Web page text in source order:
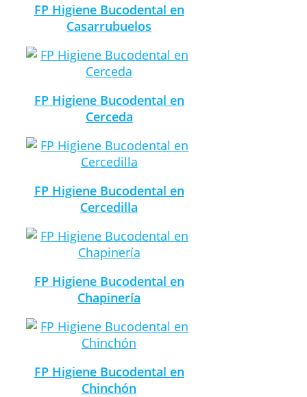
FP Higiene Bucodental en
Casarrubuelos
FP Higiene Bucodental en
Cerceda
FP Higiene Bucodental en
Cercedilla
FP Higiene Bucodental en
Chapinería
FP Higiene Bucodental en
Chinchón